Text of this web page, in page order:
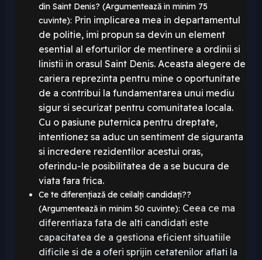
din Saint Denis? (Argumentează in minim 75
cuvinte): Prin implicarea mea in departamentul
de politie, imi propun sa devin un element
esential al eforturilor de mentinere a ordinii si
linistii in orasul Saint Denis. Aceasta alegere de
cariera reprezinta pentru mine o oportunitate
de a contribui la fundamentarea unui mediu
sigur si securizat pentru comunitatea locala.
Cu o pasiune puternica pentru dreptate,
intentionez sa aduc un sentiment de siguranta
si incredere rezidentilor acestui oras,
oferindu-le posibilitatea de a se bucura de
viata fara frica.
Ce te diferențiază de ceilalți candidați??
(Argumentează in minim 50 cuvinte): Ceea ce ma
diferentiaza fata de alti candidati este
capacitatea de a gestiona eficient situatiile
dificile si de a oferi sprijin cetatenilor aflati la